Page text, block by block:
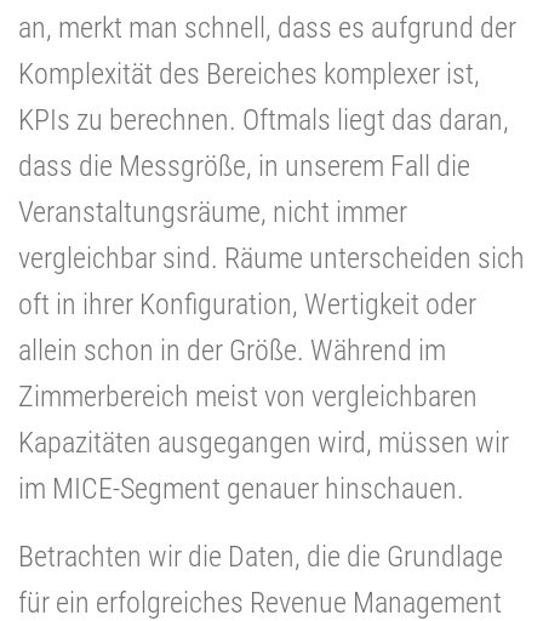
an, merkt man schnell, dass es aufgrund der
Komplexität des Bereiches komplexer ist,
KPIs zu berechnen. Oftmals liegt das daran,
dass die Messgröße, in unserem Fall die
Veranstaltungsräume, nicht immer
vergleichbar sind. Räume unterscheiden sich
oft in ihrer Konfiguration, Wertigkeit oder
allein schon in der Größe. Während im
Zimmerbereich meist von vergleichbaren
Kapazitäten ausgegangen wird, müssen wir
im MICE-Segment genauer hinschauen.
Betrachten wir die Daten, die die Grundlage
für ein erfolgreiches Revenue Management